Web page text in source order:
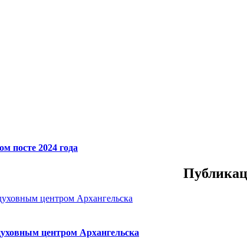
посте 2024 года
центром Архангельска